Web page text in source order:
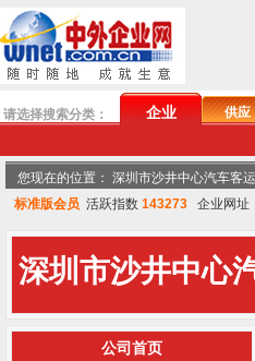
请选择搜索分类： 企业 供应
您现在的位置： 深圳市沙井中心汽车客
标准版会员 活跃指数 143273 企业网址
深圳市沙井中心
公司首页